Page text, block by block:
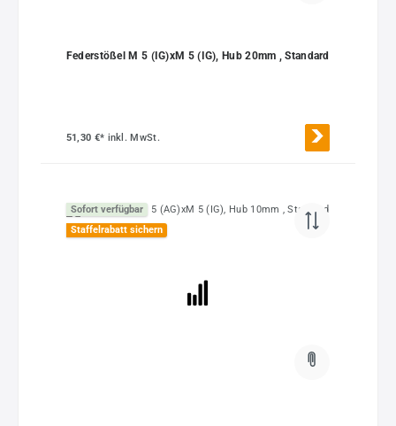
Federstößel M 5 (IG)xM 5 (IG), Hub 20mm , Standard
51,30 €* inkl. MwSt.
Sofort verfügbar
Staffelrabatt sichern